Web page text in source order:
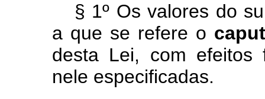
§ 1º Os valores do
a que se refere o
desta Lei, com efeitos
nele especificadas.